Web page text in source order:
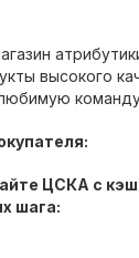
высокого
ЦСКА с
шага: